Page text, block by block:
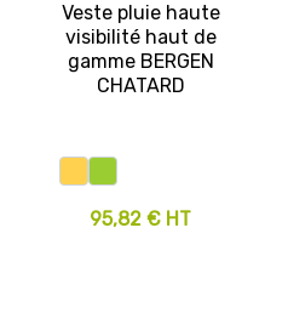
Veste pluie haute
visibilité haut de
gamme BERGEN
CHATARD
95,82 € HT